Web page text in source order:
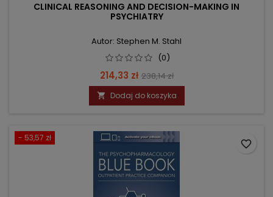
CLINICAL REASONING AND DECISION-MAKING IN
PSYCHIATRY
Autor: Stephen M. Stahl
(0)
Cena
214,33 zł Cena
podstawowa
238,14 zł
 Dodaj do koszyka
- 53,57 zł
favorite_border